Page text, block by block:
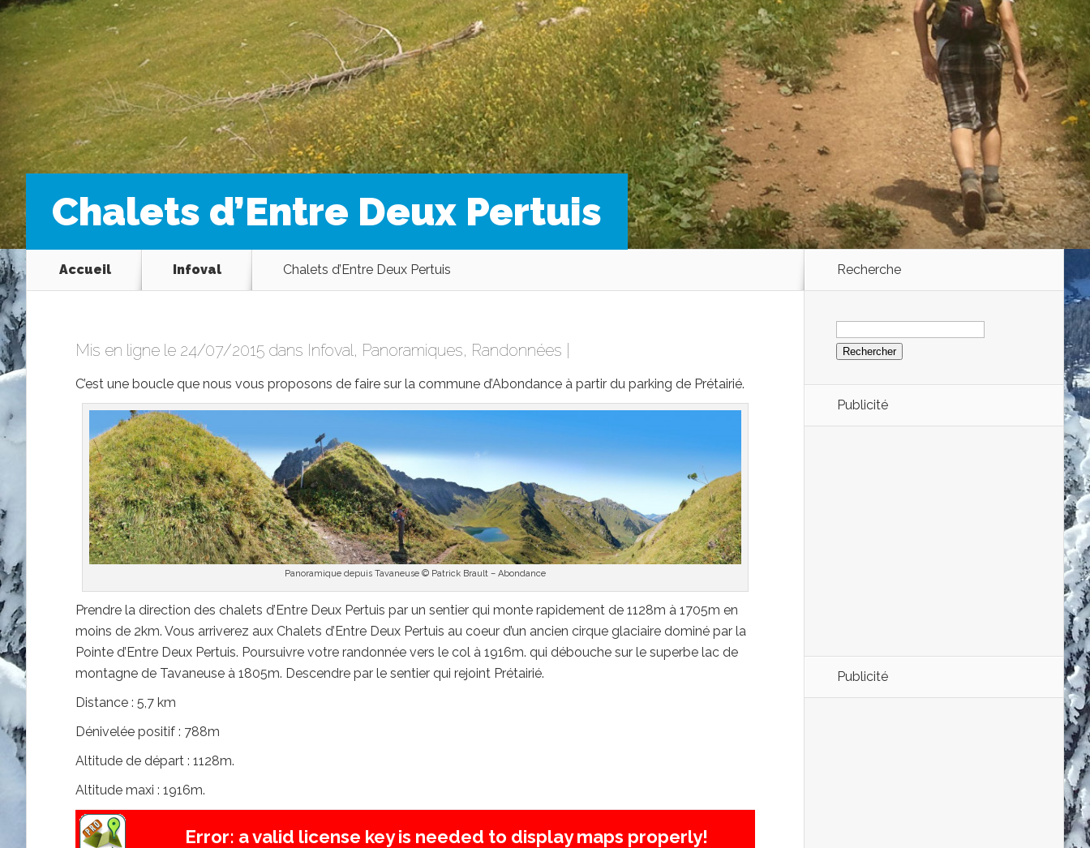
Chalets d’Entre Deux Pertuis
Accueil Infoval Chalets d’Entre Deux Pertuis
Mis en ligne le 24/07/2015 dans Infoval, Panoramiques, Randonnées
C’est une boucle que nous vous proposons de faire sur la commune d’Abondance à partir du parking de Prétairié.
Panoramique depuis Tavaneuse © Patrick Brault – Abondance
Prendre la direction des chalets d’Entre Deux Pertuis par un sentier qui monte rapidement de 1128m à 1705m en
moins de 2km. Vous arriverez aux Chalets d’Entre Deux Pertuis au coeur d’un ancien cirque glaciaire dominé par la
Pointe d’Entre Deux Pertuis. Poursuivre votre randonnée vers le col à 1916m. qui débouche sur le superbe lac de
montagne de Tavaneuse à 1805m. Descendre par le sentier qui rejoint Prétairié.
Distance : 5,7 km
Dénivelée positif : 788m
Altitude de départ : 1128m.
Altitude maxi : 1916m.
Error: a valid license key is needed to display maps properly!
Recherche
Rechercher :
Publicité
Publicité